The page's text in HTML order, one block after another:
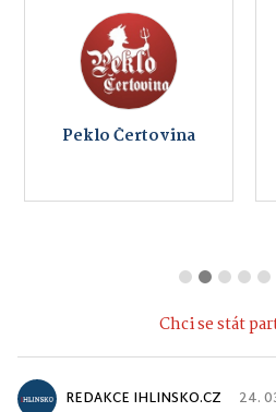
Peklo Čertovina
Chci se stát
REDAKCE IHLINSKO.CZ 24.